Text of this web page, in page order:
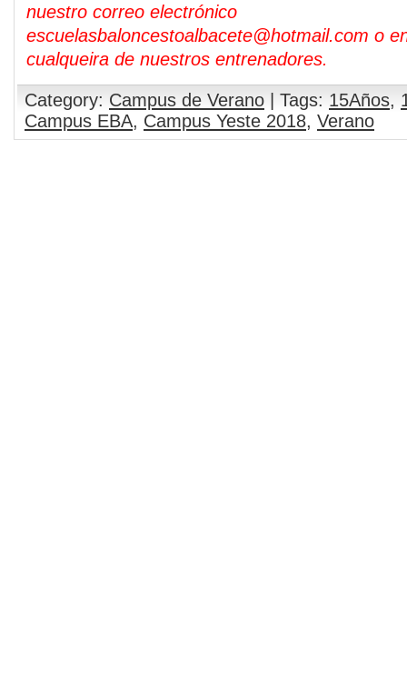
nuestro correo electrónico
escuelasbaloncestoalbacete@hotmail.com o
cualqueira de nuestros entrenadores.
Category: Campus de Verano | Tags: 15Años,
Campus EBA, Campus Yeste 2018, Verano